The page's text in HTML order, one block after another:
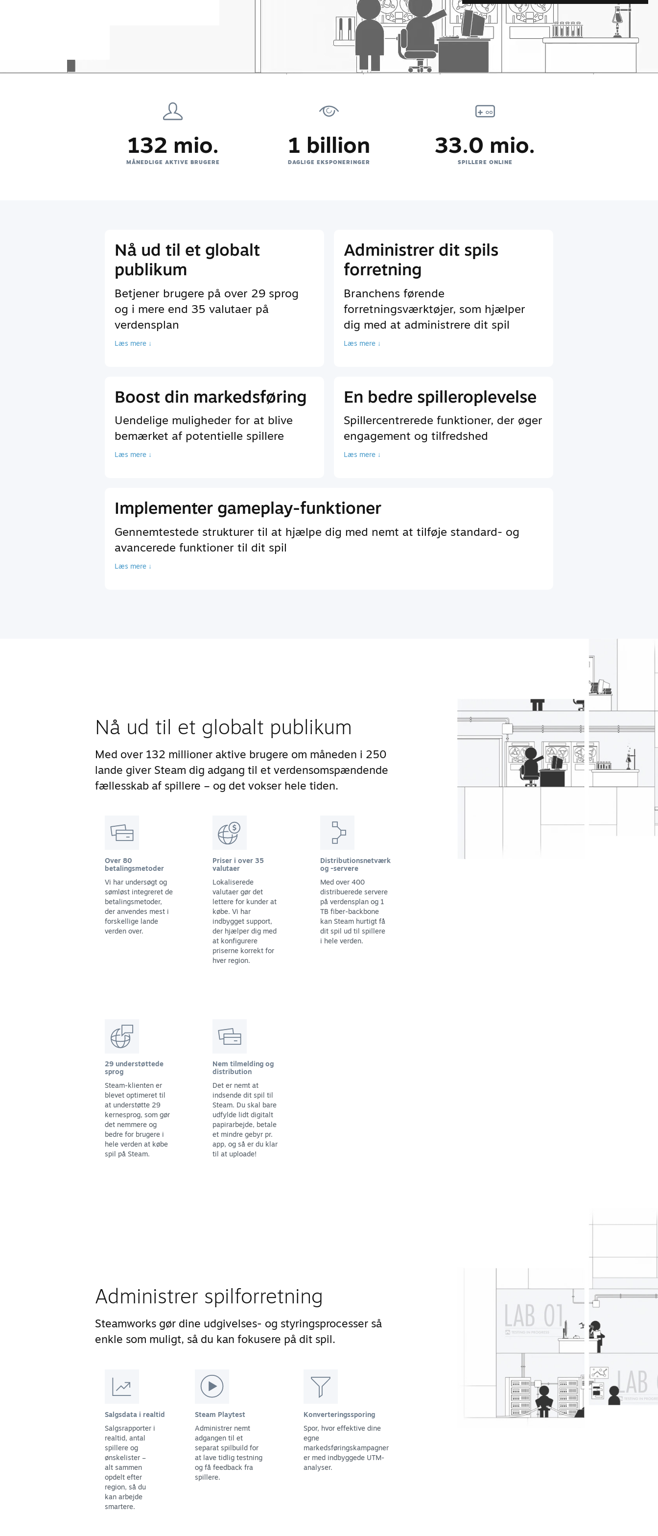
132 mio.
MÅNEDLIGE AKTIVE BRUGERE
1 billion
DAGLIGE EKSPONERINGER
33.0 mio.
SPILLERE ONLINE
Nå ud til et globalt
publikum
Betjener brugere på over 29 sprog
og i mere end 35 valutaer på
verdensplan
Læs mere ↓
Administrer dit spils
forretning
Branchens førende
forretningsværktøjer, som hjælper
dig med at administrere dit spil
Læs mere ↓
Boost din markedsføring
Uendelige muligheder for at blive
bemærket af potentielle spillere
Læs mere ↓
En bedre spilleroplevelse
Spillercentrerede funktioner, der øger
engagement og tilfredshed
Læs mere ↓
Implementer gameplay-funktioner
Gennemtestede strukturer til at hjælpe dig med nemt at tilføje standard- og
avancerede funktioner til dit spil
Læs mere ↓
Nå ud til et globalt publikum
Med over 132 millioner aktive brugere om måneden i 250
lande giver Steam dig adgang til et verdensomspændende
fællesskab af spillere – og det vokser hele tiden.
Over 80
betalingsmetoder
Vi har undersøgt og
sømløst integreret de
betalingsmetoder,
der anvendes mest i
forskellige lande
verden over.
Priser i over 35
valutaer
Lokaliserede
valutaer gør det
lettere for kunder at
købe. Vi har
indbygget support,
der hjælper dig med
at konfigurere
priserne korrekt for
hver region.
Distributionsnetværk
og -servere
Med over 400
distribuerede servere
på verdensplan og 1
TB fiber-backbone
kan Steam hurtigt få
dit spil ud til spillere
i hele verden.
29 understøttede
sprog
Steam-klienten er
blevet optimeret til
at understøtte 29
kernesprog, som gør
det nemmere og
bedre for brugere i
hele verden at købe
spil på Steam.
Nem tilmelding og
distribution
Det er nemt at
indsende dit spil til
Steam. Du skal bare
udfylde lidt digitalt
papirarbejde, betale
et mindre gebyr pr.
app, og så er du klar
til at uploade!
Administrer spilforretning
Steamworks gør dine udgivelses- og styringsprocesser så
enkle som muligt, så du kan fokusere på dit spil.
Salgsdata i realtid
Salgsrapporter i
realtid, antal
spillere og
ønskelister –
alt sammen
opdelt efter
region, så du
kan arbejde
smartere.
Steam Playtest
Administrer nemt
adgangen til et
separat spilbuild for
at lave tidlig testning
og få feedback fra
spillere.
Konverteringssporing
Spor, hvor effektive dine
egne
markedsføringskampagner
er med indbyggede UTM-
analyser.